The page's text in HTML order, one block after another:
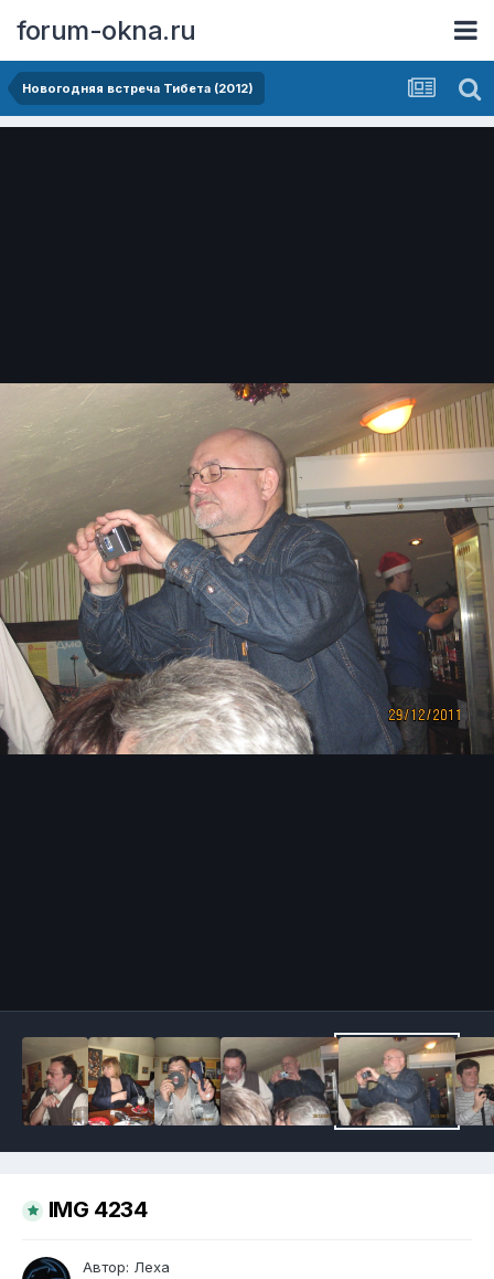
forum-okna.ru
Новогодняя встреча Тибета (2012)
IMG 4234
Автор: Леха